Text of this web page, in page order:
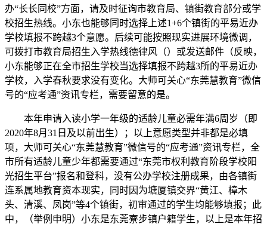
办“长长同校”方面，请及时征询市教育局、镇街教育部分或学
校招生热线。小东也能够同时选择上述1+6个镇街的平易近办
学校填报不跨越3个意愿。后续可能按照现实进展环境微调，
可拨打市教育局招生入学热线德律风（）或发送邮件（反映，
小东能够正在全市招生学校当选择填报不跨越3所的平易近办
学校，入学春秋要求没有变化。大师可关心“东莞慧教育”微信
号的“应考通”资讯专栏，需要留意的是。
本年申请入读小学一年级的适龄儿童必需年满6周岁（即
2020年8月31日及以前出生）；以上意愿类型并非都是必填
项，大师可关心“东莞慧教育”微信号的“应考通”资讯专栏，全
市所有适龄儿童少年都需要通过“东莞市权利教育阶段学校阳
光招生平台”报名和登科，没有公办学校注册成果，由各镇街
连系属地教育资本现实，同时因为塘厦镇交界“黄江、樟木
头、清溪、凤岗”等4个镇街，初审通过的学生均能够填报；此
中，（举例申明）小东是东莞寮步镇户籍学生，以上是本年招